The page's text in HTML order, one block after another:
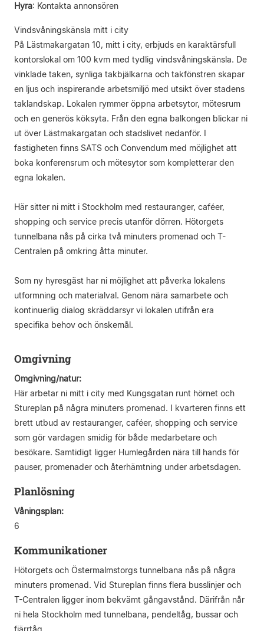
Hyra: Kontakta annonsören
Vindsvåningskänsla mitt i city
På Lästmakargatan 10, mitt i city, erbjuds en karaktärsfull
kontorslokal om 100 kvm med tydlig vindsvåningskänsla. De
vinklade taken, synliga takbjälkarna och takfönstren skapar
en ljus och inspirerande arbetsmiljö med utsikt över stadens
taklandskap. Lokalen rymmer öppna arbetsytor, mötesrum
och en generös köksyta. Från den egna balkongen blickar ni
ut över Lästmakargatan och stadslivet nedanför. I
fastigheten finns SATS och Convendum med möjlighet att
boka konferensrum och mötesytor som kompletterar den
egna lokalen.
Här sitter ni mitt i Stockholm med restauranger, caféer,
shopping och service precis utanför dörren. Hötorgets
tunnelbana nås på cirka två minuters promenad och T-
Centralen på omkring åtta minuter.
Som ny hyresgäst har ni möjlighet att påverka lokalens
utformning och materialval. Genom nära samarbete och
kontinuerlig dialog skräddarsyr vi lokalen utifrån era
specifika behov och önskemål.
Omgivning
Omgivning/natur:
Här arbetar ni mitt i city med Kungsgatan runt hörnet och
Stureplan på några minuters promenad. I kvarteren finns ett
brett utbud av restauranger, caféer, shopping och service
som gör vardagen smidig för både medarbetare och
besökare. Samtidigt ligger Humlegården nära till hands för
pauser, promenader och återhämtning under arbetsdagen.
Planlösning
Våningsplan:
6
Kommunikationer
Hötorgets och Östermalmstorgs tunnelbana nås på några
minuters promenad. Vid Stureplan finns flera busslinjer och
T-Centralen ligger inom bekvämt gångavstånd. Därifrån når
ni hela Stockholm med tunnelbana, pendeltåg, bussar och
fjärrtåg.